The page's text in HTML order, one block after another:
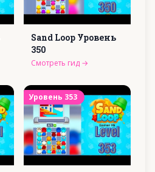
Sand Loop Уровень
350
Смотреть гид →
Уровень 353